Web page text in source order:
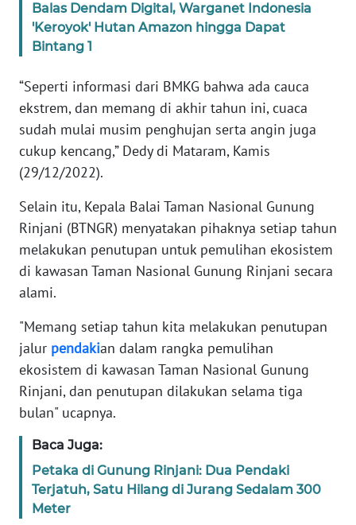
Balas Dendam Digital, Warganet Indonesia
'Keroyok' Hutan Amazon hingga Dapat
Bintang 1
“Seperti informasi dari BMKG bahwa ada cauca
ekstrem, dan memang di akhir tahun ini, cuaca
sudah mulai musim penghujan serta angin juga
cukup kencang,” Dedy di Mataram, Kamis
(29/12/2022).
Selain itu, Kepala Balai Taman Nasional Gunung
Rinjani (BTNGR) menyatakan pihaknya setiap tahun
melakukan penutupan untuk pemulihan ekosistem
di kawasan Taman Nasional Gunung Rinjani secara
alami.
"Memang setiap tahun kita melakukan penutupan
jalur pendakian dalam rangka pemulihan
ekosistem di kawasan Taman Nasional Gunung
Rinjani, dan penutupan dilakukan selama tiga
bulan" ucapnya.
Baca Juga:
Petaka di Gunung Rinjani: Dua Pendaki
Terjatuh, Satu Hilang di Jurang Sedalam 300
Meter
MEDIA
SIBER
KARIR
DISCLAIMER
News
Regional
WN
JAKARTA
WN
JABAR
WN
WN
NTT